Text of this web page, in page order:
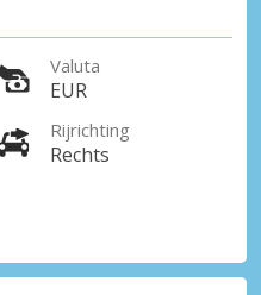
Valuta
EUR
Rijrichting
Rechts